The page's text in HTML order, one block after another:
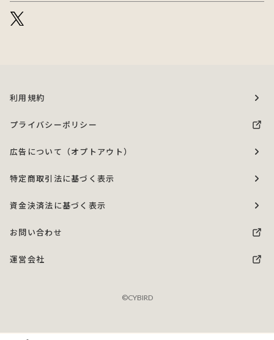
利用規約
プライバシーポリシー
広告について（オプトアウト）
特定商取引法に基づく表示
資金決済法に基づく表示
お問い合わせ
運営会社
©CYBIRD